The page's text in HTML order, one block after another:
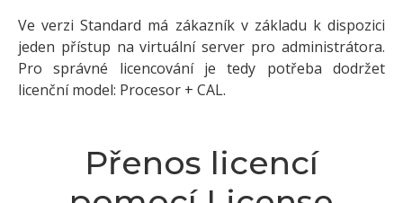
Ve verzi Standard má zákazník v základu k dispozici
jeden přístup na virtuální server pro administrátora.
Pro správné licencování je tedy potřeba dodržet
licenční model: Procesor + CAL.
Přenos licencí